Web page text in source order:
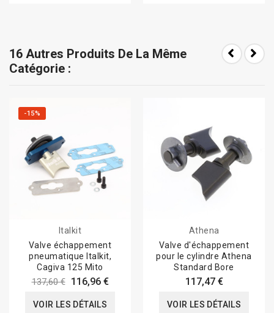
16 Autres Produits De La Même
Catégorie :
-15%
Italkit
Valve échappement
pneumatique Italkit,
Cagiva 125 Mito
137,60 € 116,96 €
VOIR LES DÉTAILS
Athena
Valve d'échappement
pour le cylindre Athena
Standard Bore
117,47 €
VOIR LES DÉTAILS